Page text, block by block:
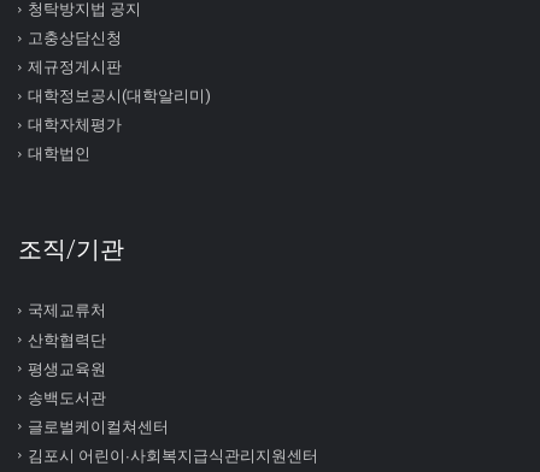
청탁방지법 공지
고충상담신청
제규정게시판
대학정보공시(대학알리미)
대학자체평가
대학법인
조직/기관
국제교류처
산학협력단
평생교육원
송백도서관
글로벌케이컬쳐센터
김포시 어린이∙사회복지급식관리지원센터